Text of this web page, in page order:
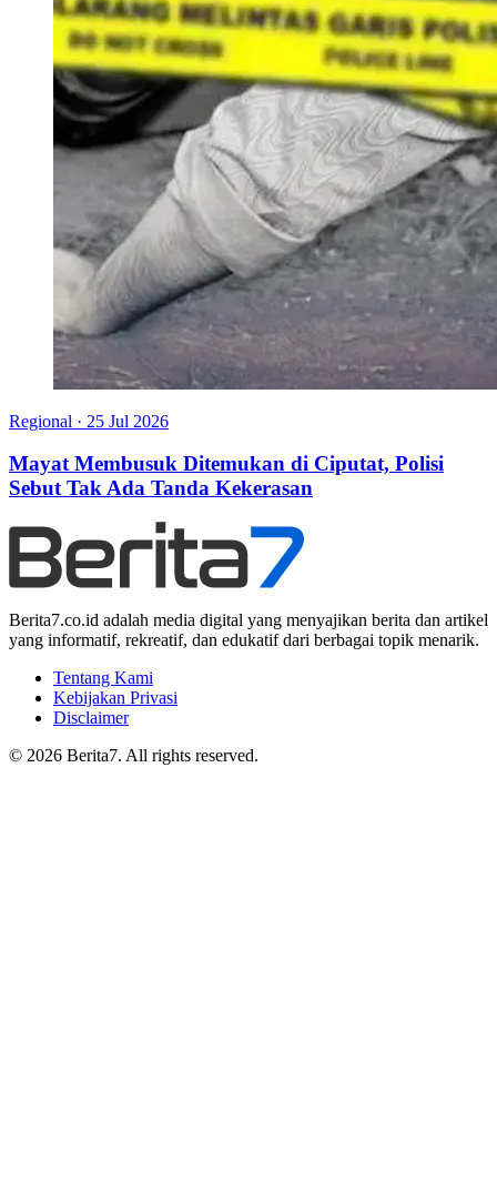
Regional · 25 Jul 2026
Mayat Membusuk Ditemukan di Ciputat, Polisi
Sebut Tak Ada Tanda Kekerasan
Berita7.co.id adalah media digital yang menyajikan berita dan artikel
yang informatif, rekreatif, dan edukatif dari berbagai topik menarik.
Tentang Kami
Kebijakan Privasi
Disclaimer
© 2026 Berita7. All rights reserved.